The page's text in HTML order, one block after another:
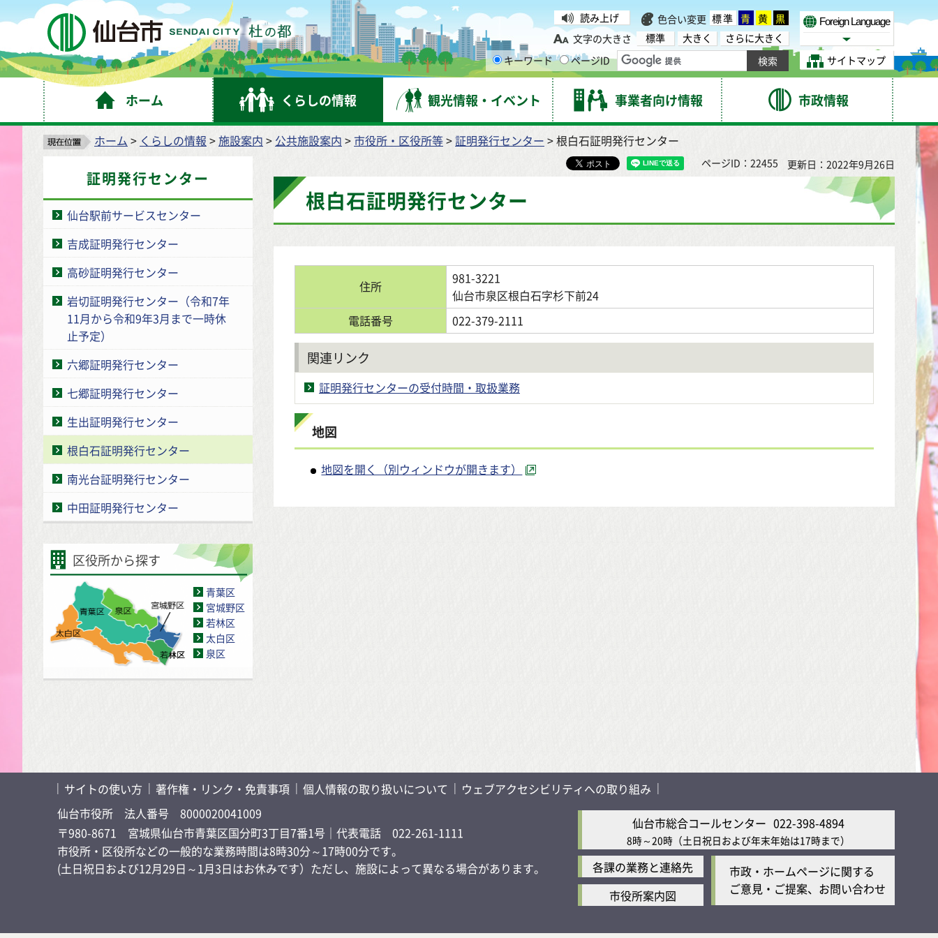
仙台市 読み上げ 色合い変更 標準 青 黄 黒
文字の大きさ
標準 大きく
さらに大きく
キーワード
ページID
Foreign Language
Select Language
サイトマップ
ホーム くらしの情報 観光情報・イベント 事業者向け情報 市政情報
ホーム > くらしの情報 >施設案内 > 公共施設案内 >市役所・区役所等>証明発行センター > 根白石証明発行センター
証明発行センター
仙台駅前サービスセンター
吉成証明発行センター
高砂証明発行センター
岩切証明発行センター（令和7年
11月から令和9年3月まで一時休
止予定）
六郷証明発行センター
七郷証明発行センター
生出証明発行センター
根白石証明発行センター
南光台証明発行センター
中田証明発行センター
区役所から探す
青葉区
宮城野区
若林区
太白区
泉区
ページID：22455 更新日：2022年9月26日
根白石証明発行センター
住所
981-3221
仙台市泉区根白石字杉下前24
電話番号
022-379-2111
関連リンク
証明発行センターの受付時間・取扱業務
地図
地図を開く（別ウィンドウが開きます）
サイトの使い方 著作権・リンク・免責事項 個人情報の取り扱いについて
ウェブアクセシビリティへの取り組み
仙台市役所 法人番号 8000020041009
〒980-8671 宮城県仙台市青葉区国分町3丁目7番1号 ｜代表電話 022-261-1111
市役所・区役所などの一般的な業務時間は8時30分～17時00分です。
(土日祝日および12月29日～1月3日はお休みです）ただし、施設によって異なる場合があります。
仙台市総合コールセンター 022-398-4894
8時～20時 （土日祝日および年末年始は17時まで）
各課の業務と連絡先
市役所案内図
市政・ホームページに関する
ご意見・ご提案、お問い合わせ